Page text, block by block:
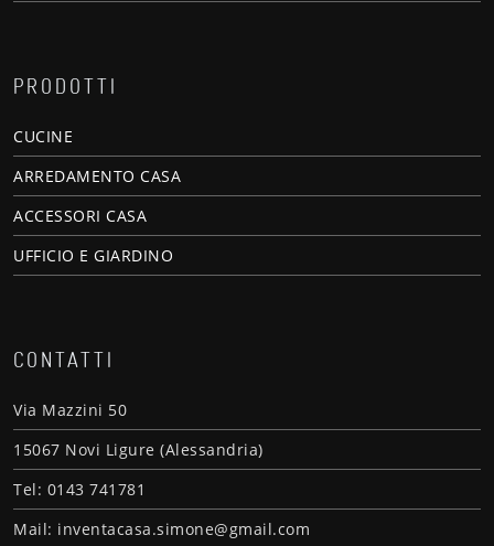
PRODOTTI
CUCINE
ARREDAMENTO CASA
ACCESSORI CASA
UFFICIO E GIARDINO
CONTATTI
Via Mazzini 50
15067 Novi Ligure (Alessandria)
Tel: 0143 741781
Mail: inventacasa.simone@gmail.com